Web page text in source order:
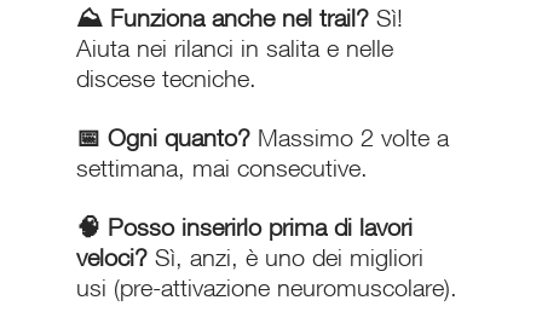
⛰️ Funziona anche nel trail? Sì!
Aiuta nei rilanci in salita e nelle
discese tecniche.
📅 Ogni quanto? Massimo 2 volte a
settimana, mai consecutive.
🧠 Posso inserirlo prima di lavori
veloci? Sì, anzi, è uno dei migliori
usi (pre-attivazione neuromuscolare).